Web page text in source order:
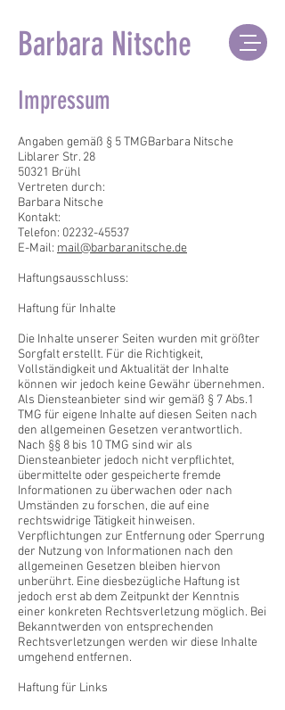
Barbara Nitsche
Impressum
Angaben gemäß § 5 TMGBarbara Nitsche
Liblarer Str. 28
50321 Brühl
Vertreten durch:
Barbara Nitsche
Kontakt:
Telefon: 02232-45537
E-Mail: mail@barbaranitsche.de
Haftungsausschluss:
Haftung für Inhalte
Die Inhalte unserer Seiten wurden mit größter
Sorgfalt erstellt. Für die Richtigkeit,
Vollständigkeit und Aktualität der Inhalte
können wir jedoch keine Gewähr übernehmen.
Als Diensteanbieter sind wir gemäß § 7 Abs.1
TMG für eigene Inhalte auf diesen Seiten nach
den allgemeinen Gesetzen verantwortlich.
Nach §§ 8 bis 10 TMG sind wir als
Diensteanbieter jedoch nicht verpflichtet,
übermittelte oder gespeicherte fremde
Informationen zu überwachen oder nach
Umständen zu forschen, die auf eine
rechtswidrige Tätigkeit hinweisen.
Verpflichtungen zur Entfernung oder Sperrung
der Nutzung von Informationen nach den
allgemeinen Gesetzen bleiben hiervon
unberührt. Eine diesbezügliche Haftung ist
jedoch erst ab dem Zeitpunkt der Kenntnis
einer konkreten Rechtsverletzung möglich. Bei
Bekanntwerden von entsprechenden
Rechtsverletzungen werden wir diese Inhalte
umgehend entfernen.
Haftung für Links